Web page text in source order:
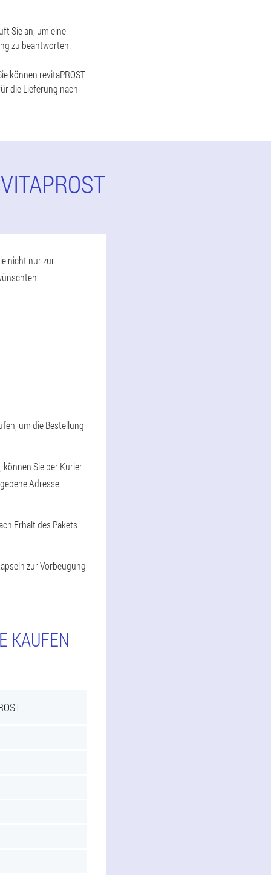
Sie an, um eine
zu beantworten.
können revitaPROST
die Lieferung nach
nicht nur zur
um die Bestellung
können Sie per Kurier
Adresse
Erhalt des Pakets
zur Vorbeugung
KAUFEN